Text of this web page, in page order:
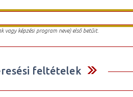
vagy képzési program neve) első betűit.
feltételek